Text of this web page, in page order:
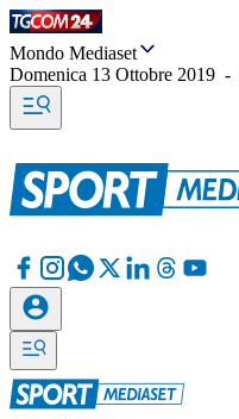
Mondo Mediaset
Domenica 13 Ottobre 2019 -